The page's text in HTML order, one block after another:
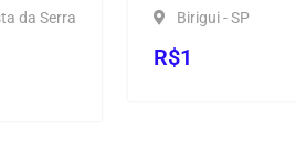
Birigui - SP